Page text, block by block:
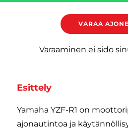
VARAA
Varaaminen ei sido
Esittely
Yamaha YZF-R1 on
ajonautintoa ja